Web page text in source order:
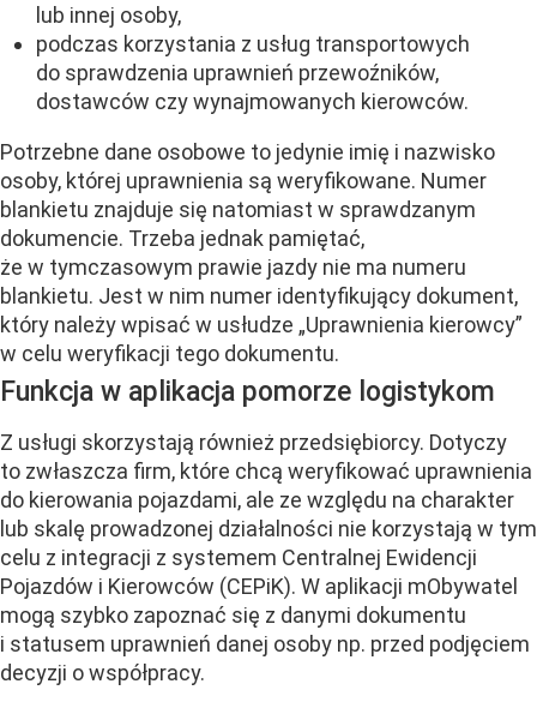
lub innej osoby,
podczas korzystania z usług transportowych
do sprawdzenia uprawnień przewoźników,
dostawców czy wynajmowanych kierowców.
Potrzebne dane osobowe to jedynie imię i nazwisko
osoby, której uprawnienia są weryfikowane. Numer
blankietu znajduje się natomiast w sprawdzanym
dokumencie. Trzeba jednak pamiętać,
że w tymczasowym prawie jazdy nie ma numeru
blankietu. Jest w nim numer identyfikujący dokument,
który należy wpisać w usłudze „Uprawnienia kierowcy”
w celu weryfikacji tego dokumentu.
Funkcja w aplikacja pomorze logistykom
Z usługi skorzystają również przedsiębiorcy. Dotyczy
to zwłaszcza firm, które chcą weryfikować uprawnienia
do kierowania pojazdami, ale ze względu na charakter
lub skalę prowadzonej działalności nie korzystają w tym
celu z integracji z systemem Centralnej Ewidencji
Pojazdów i Kierowców (CEPiK). W aplikacji mObywatel
mogą szybko zapoznać się z danymi dokumentu
i statusem uprawnień danej osoby np. przed podjęciem
decyzji o współpracy.